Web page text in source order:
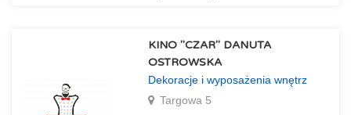
KINO "CZAR" DANUTA
OSTROWSKA
Dekoracje i wyposażenia wnętrz
Targowa 5